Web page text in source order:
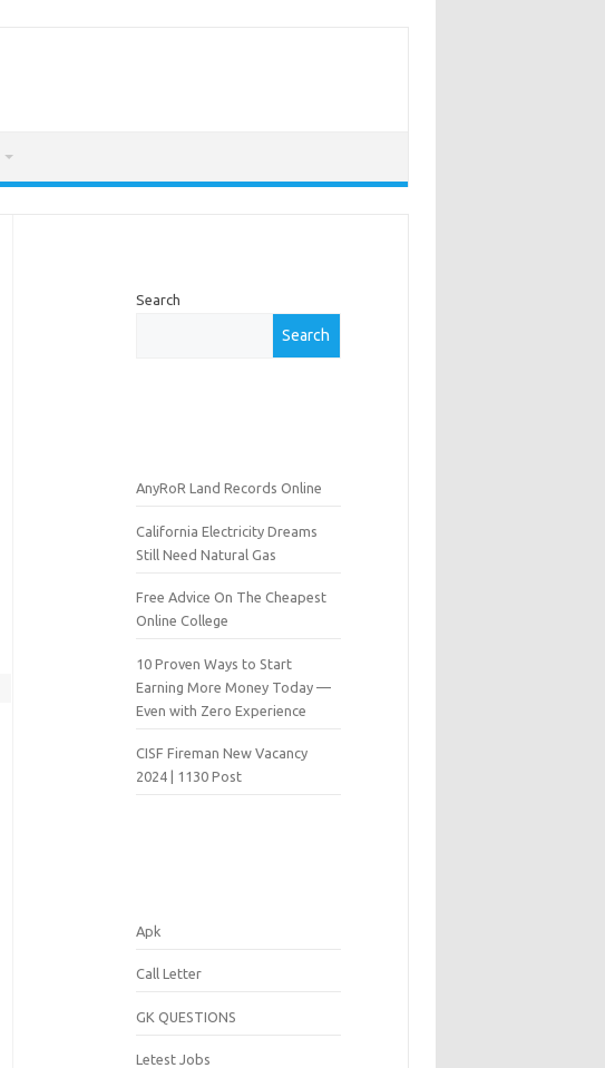
Search
Search
AnyRoR Land Records Online
California Electricity Dreams
Still Need Natural Gas
Free Advice On The Cheapest
Online College
10 Proven Ways to Start
Earning More Money Today —
Even with Zero Experience
CISF Fireman New Vacancy
2024 | 1130 Post
Apk
Call Letter
GK QUESTIONS
Letest Jobs